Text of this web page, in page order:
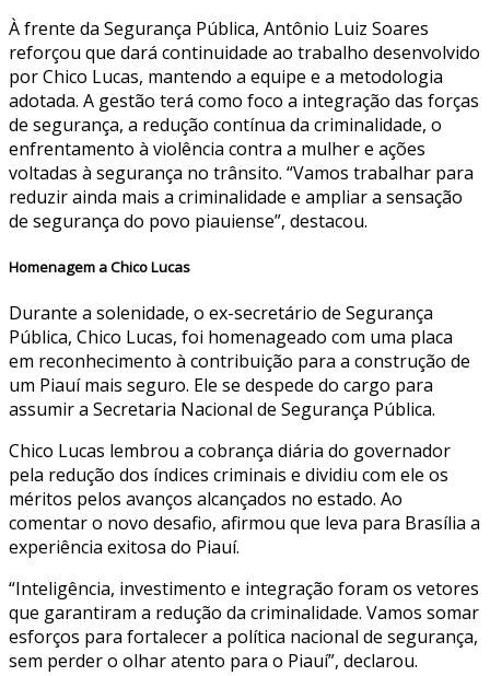
À frente da Segurança Pública, Antônio Luiz Soares
reforçou que dará continuidade ao trabalho desenvolvido
por Chico Lucas, mantendo a equipe e a metodologia
adotada. A gestão terá como foco a integração das forças
de segurança, a redução contínua da criminalidade, o
enfrentamento à violência contra a mulher e ações
voltadas à segurança no trânsito. “Vamos trabalhar para
reduzir ainda mais a criminalidade e ampliar a sensação
de segurança do povo piauiense”, destacou.
Homenagem a Chico Lucas
Durante a solenidade, o ex-secretário de Segurança
Pública, Chico Lucas, foi homenageado com uma placa
em reconhecimento à contribuição para a construção de
um Piauí mais seguro. Ele se despede do cargo para
assumir a Secretaria Nacional de Segurança Pública.
Chico Lucas lembrou a cobrança diária do governador
pela redução dos índices criminais e dividiu com ele os
méritos pelos avanços alcançados no estado. Ao
comentar o novo desafio, afirmou que leva para Brasília a
experiência exitosa do Piauí.
“Inteligência, investimento e integração foram os vetores
que garantiram a redução da criminalidade. Vamos somar
esforços para fortalecer a política nacional de segurança,
sem perder o olhar atento para o Piauí”, declarou.